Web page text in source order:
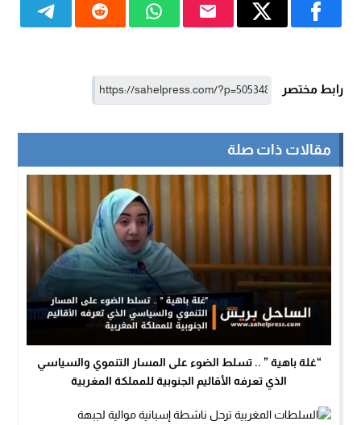
رابط مختصر
مقالات ذات صلة
“غلة باهية ” .. تسلط الضوء على المسار التنموي والسياسي
الذي تعرفه الأقاليم الجنوبية للمملكة المغربية